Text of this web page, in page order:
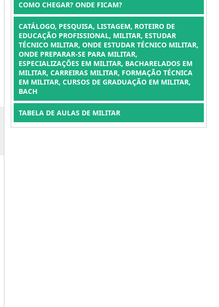
COMO CHEGAR? ONDE FICAM?
CATÁLOGO, PESQUISA, LISTAGEM, ROTEIRO DE
EDUCAÇÃO PROFISSIONAL, MILITAR, ESTUDAR
TÉCNICO MILITAR, ONDE ESTUDAR TÉCNICO MILITAR,
ONDE PREPARAR-SE PARA MILITAR,
ESPECIALIZAÇÕES EM MILITAR, BACHARELADOS EM
MILITAR, CARREIRAS MILITAR, FORMAÇÃO TÉCNICA
EM MILITAR, CURSOS DE GRADUAÇÃO EM MILITAR,
BACH
TABELA DE AULAS DE MILITAR